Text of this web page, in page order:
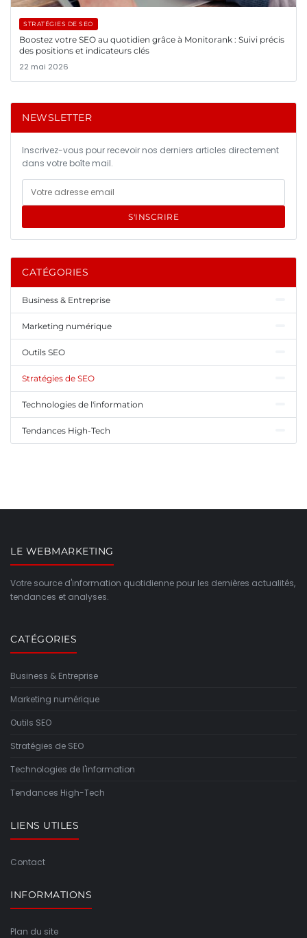
STRATÉGIES DE SEO
Boostez votre SEO au quotidien grâce à Monitorank : Suivi précis
des positions et indicateurs clés
22 mai 2026
NEWSLETTER
Inscrivez-vous pour recevoir nos derniers articles directement
dans votre boîte mail.
S'INSCRIRE
CATÉGORIES
Business & Entreprise
Marketing numérique
Outils SEO
Stratégies de SEO
Technologies de l'information
Tendances High-Tech
LE WEBMARKETING
Votre source d'information quotidienne pour les dernières actualités,
tendances et analyses.
CATÉGORIES
Business & Entreprise
Marketing numérique
Outils SEO
Stratégies de SEO
Technologies de l'information
Tendances High-Tech
LIENS UTILES
Contact
INFORMATIONS
Plan du site